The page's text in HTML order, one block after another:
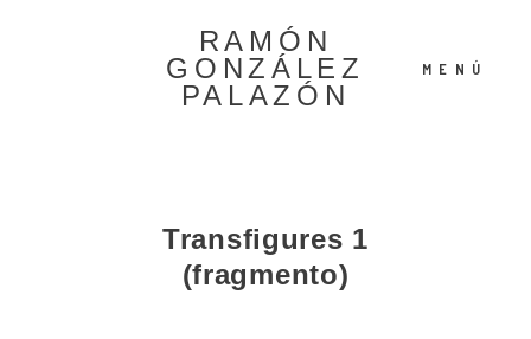
RAMÓN
GONZÁLEZ
PALAZÓN
MENÚ
Transfigures 1
(fragmento)
Español